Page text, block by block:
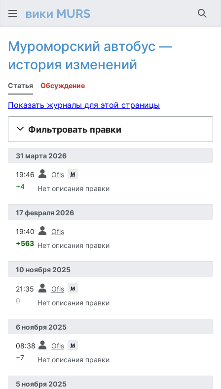
Муроморский автобус —
история изменений
Статья Обсуждение
Показать журналы для этой страницы
Фильтровать правки
31 марта 2026
19:46 Ofls м
+4 Нет описания правки
17 февраля 2026
19:40 Ofls
+563 Нет описания правки
10 ноября 2025
21:35 Ofls м
0 Нет описания правки
6 ноября 2025
08:38 Ofls м
−7 Нет описания правки
5 ноября 2025